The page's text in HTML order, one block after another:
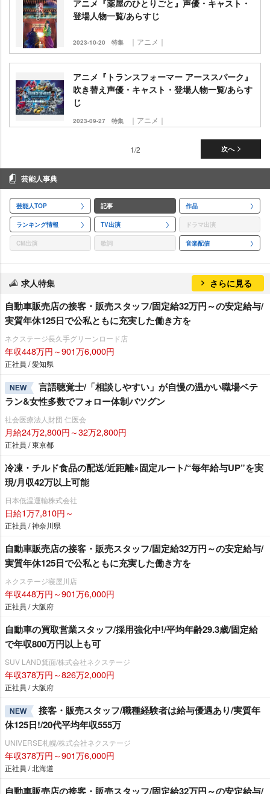
アニメ『薬屋のひとりごと』声優・キャスト・
登場人物一覧/あらすじ
2023-10-20 特集 ｜アニメ｜
アニメ『トランスフォーマー アーススパーク』
吹き替え声優・キャスト・登場人物一覧/あらす
じ
2023-09-27 特集 ｜アニメ｜
次へ
1/2
芸能人事典
芸能人TOP 記事 作品
ランキング情報 TV出演 ドラマ出演
CM出演 歌詞 音楽配信
求人特集 さらに見る
自動車販売店の接客・販売スタッフ/固定給32万円～の安定給与/
実質年休125日で公私ともに充実した働き方を
ネクステージ⾧久手グリーンロード店
年収448万円～901万6,000円
正社員 / 愛知県
NEW
言語聴覚士/「相談しやすい」が自慢の温かい職場ベテ
ラン&女性多数でフォロー体制バツグン
社会医療法人財団 仁医会
月給24万2,800円～32万2,800円
正社員 / 東京都
冷凍・チルド食品の配送/近距離×固定ルート/“毎年給与UP”を実
現/月収42万以上可能
日本低温運輸株式会社
日給1万7,810円～
正社員 / 神奈川県
自動車販売店の接客・販売スタッフ/固定給32万円～の安定給与/
実質年休125日で公私ともに充実した働き方を
ネクステージ寝屋川店
年収448万円～901万6,000円
正社員 / 大阪府
自動車の買取営業スタッフ/採用強化中!/平均年齢29.3歳/固定給
で年収800万円以上も可
SUV LAND箕面/株式会社ネクステージ
年収378万円～826万2,000円
正社員 / 大阪府
NEW
接客・販売スタッフ/職種経験者は給与優遇あり/実質年
休125日!/20代平均年収555万
UNIVERSE札幌/株式会社ネクステージ
年収378万円～901万6,000円
正社員 / 北海道
自動車販売店の接客・販売スタッフ/固定給32万円～の安定給与/